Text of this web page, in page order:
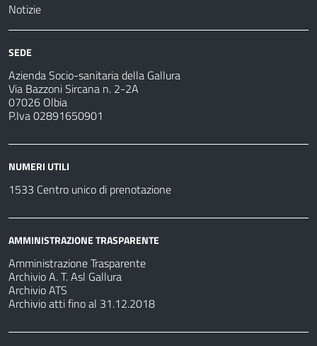
Notizie
SEDE
Azienda Socio-sanitaria della Gallura
Via Bazzoni Sircana n. 2-2A
07026 Olbia
P.Iva 02891650901
NUMERI UTILI
1533 Centro unico di prenotazione
AMMINISTRAZIONE TRASPARENTE
Amministrazione Trasparente
Archivio A. T. Asl Gallura
Archivio ATS
Archivio atti fino al 31.12.2018